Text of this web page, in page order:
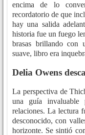
encima de lo
recordatorio de que
hay una salida
historia fue un fuego
brasas brillando con
suave, libro era
Delia Owens
La perspectiva de
una guía invaluable
relaciones. La lectura
desconocido, con
horizonte. Se sintió